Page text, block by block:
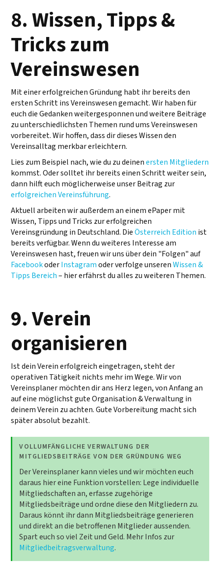
8. Wissen, Tipps &
Tricks zum
Vereinswesen
Mit einer erfolgreichen Gründung habt ihr bereits den
ersten Schritt ins Vereinswesen gemacht. Wir haben für
euch die Gedanken weitergesponnen und weitere Beiträge
zu unterschiedlichsten Themen rund ums Vereinswesen
vorbereitet. Wir hoffen, dass dir dieses Wissen den
Vereinsalltag merkbar erleichtern.
Lies zum Beispiel nach, wie du zu deinenersten Mitgliedern
kommst. Oder solltet ihr bereits einen Schritt weiter sein,
dann hilft euch möglicherweise unser Beitrag zur
erfolgreichen Vereinsführung.
Aktuell arbeiten wir außerdem an einem ePaper mit
Wissen, Tipps und Tricks zur erfolgreichen
Vereinsgründung in Deutschland. DieÖsterreich Edition ist
bereits verfügbar. Wenn du weiteres Interesse am
Vereinswesen hast, freuen wir uns über dein "Folgen" auf
FacebookoderInstagramoder verfolge unserenWissen &
Tipps Bereich– hier erfährst du alles zu weiteren Themen.
9. Verein
organisieren
Ist dein Verein erfolgreich eingetragen, steht der
operativen Tätigkeit nichts mehr im Wege. Wir von
Vereinsplaner möchten dir ans Herz legen, von Anfang an
auf eine möglichst gute Organisation & Verwaltung in
deinem Verein zu achten. Gute Vorbereitung macht sich
später absolut bezahlt.
VOLLUMFÄNGLICHE VERWALTUNG DER
MITGLIEDSBEITRÄGE VON DER GRÜNDUNG WEG
Der Vereinsplaner kann vieles und wir möchten euch
daraus hier eine Funktion vorstellen: Lege individuelle
Mitgliedschaften an, erfasse zugehörige
Mitgliedsbeiträge und ordne diese den Mitgliedern zu.
Daraus könnt ihr dann Mitgliedsbeiträge generieren
und direkt an die betroffenen Mitglieder aussenden.
Spart euch so viel Zeit und Geld. Mehr Infos zur
Mitgliedbeitragsverwaltung.